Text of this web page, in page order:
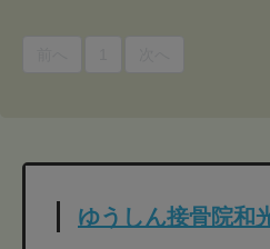
ゆうしん接骨院和